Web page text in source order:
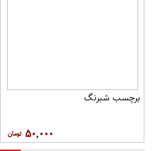
برچسب شبرنگ
۵۰,۰۰۰